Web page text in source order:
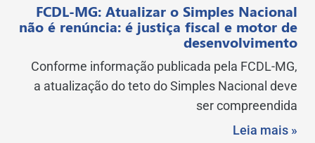
FCDL-MG: Atualizar o Simples Nacional
não é renúncia: é justiça fiscal e motor de
desenvolvimento
Conforme informação publicada pela FCDL-MG,
a atualização do teto do Simples Nacional deve
ser compreendida
Leia mais »